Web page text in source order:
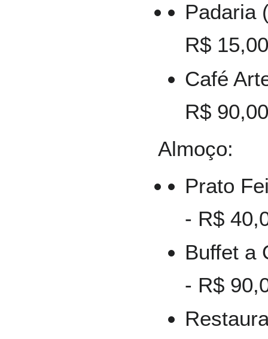
Padaria
R$
Café
R$
Almoço:
Prato
- R$
Buffet a
- R$